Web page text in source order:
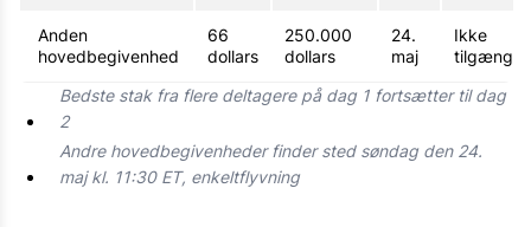
Anden
hovedbegivenhed
66
dollars
250.000
dollars
24.
maj
Ikke
Bedste stak fra flere deltagere på dag 1 fortsætter til dag
2
Andre hovedbegivenheder finder sted søndag den 24.
maj kl. 11:30 ET, enkeltflyvning